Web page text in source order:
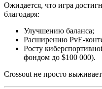
Ожидается, что игра
благодаря:
Улучшению баланса;
Расширению PvE-
Росту
фондом до $100 000).
Crossout не просто